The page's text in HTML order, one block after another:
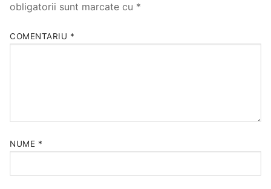
obligatorii sunt marcate cu *
COMENTARIU *
NUME *